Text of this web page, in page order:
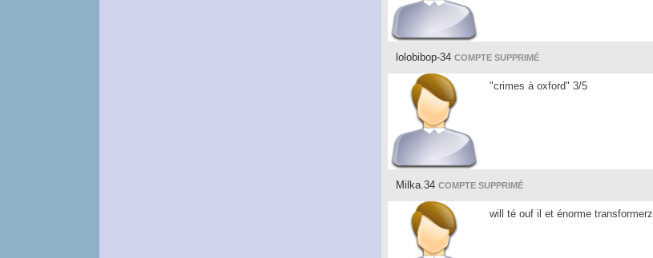
lolobibop-34 COMPTE SUPPRIMÉ
"crimes à oxford" 3/5
Milka.34 COMPTE SUPPRIMÉ
will té ouf il et énorme transformerz